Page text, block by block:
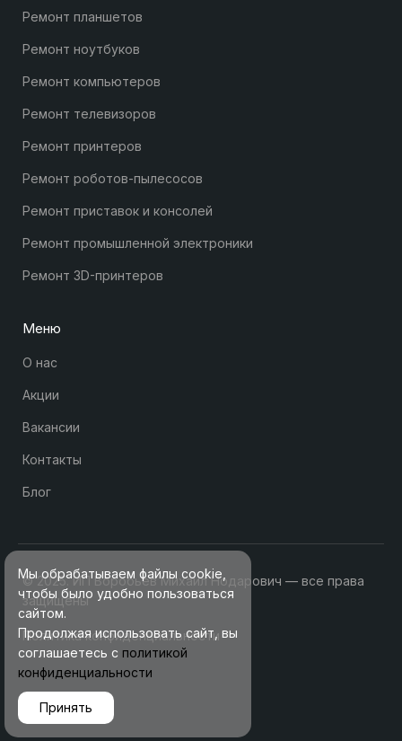
Ремонт планшетов
Ремонт ноутбуков
Ремонт компьютеров
Ремонт телевизоров
Ремонт принтеров
Ремонт роботов-пылесосов
Ремонт приставок и консолей
Ремонт промышленной электроники
Ремонт 3D-принтеров
Меню
О нас
Акции
Вакансии
Контакты
Блог
© 2025. ИП Воробьев Михаил Нодарович — все права
защищены
Политика конфиденциальности
Мы обрабатываем файлы cookie,
чтобы было удобно пользоваться
сайтом.
Продолжая использовать сайт, вы
соглашаетесь с политикой
конфиденциальности
Принять